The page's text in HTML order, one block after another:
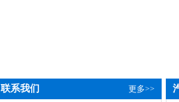
更多>>
联系我们